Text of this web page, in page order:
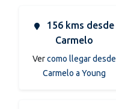
156 kms desde
Carmelo
Vercomo llegar desde
Carmelo a Young